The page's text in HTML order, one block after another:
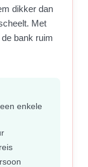
dikker dan
Met
bank ruim
enkele